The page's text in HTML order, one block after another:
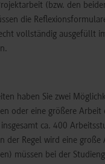
(bzw. den
die
vollständig ausgefüllt
haben Sie zwei
oder eine größere Arbeit
ca. 400
der Regel wird eine große
müssen bei der